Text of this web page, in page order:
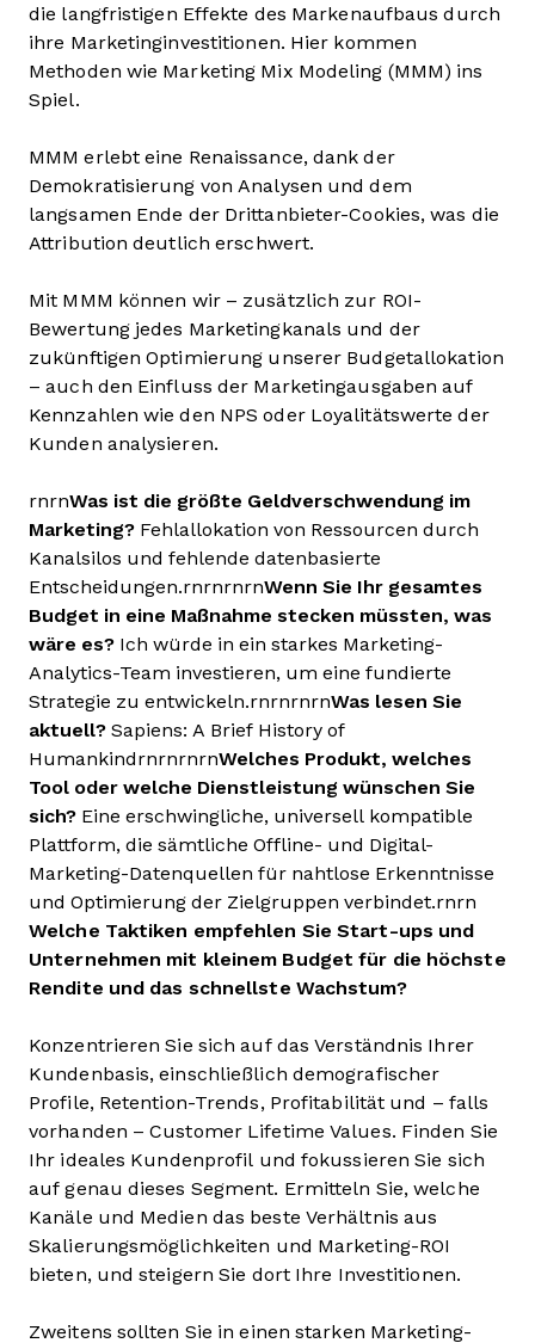
die langfristigen Effekte des Markenaufbaus durch
ihre Marketinginvestitionen. Hier kommen
Methoden wie Marketing Mix Modeling (MMM) ins
Spiel.
MMM erlebt eine Renaissance, dank der
Demokratisierung von Analysen und dem
langsamen Ende der Drittanbieter-Cookies, was die
Attribution deutlich erschwert.
Mit MMM können wir – zusätzlich zur ROI-
Bewertung jedes Marketingkanals und der
zukünftigen Optimierung unserer Budgetallokation
– auch den Einfluss der Marketingausgaben auf
Kennzahlen wie den NPS oder Loyalitätswerte der
Kunden analysieren.
rnrnWas ist die größte Geldverschwendung im
Marketing? Fehlallokation von Ressourcen durch
Kanalsilos und fehlende datenbasierte
Entscheidungen.rnrnrnrnWenn Sie Ihr gesamtes
Budget in eine Maßnahme stecken müssten, was
wäre es? Ich würde in ein starkes Marketing-
Analytics-Team investieren, um eine fundierte
Strategie zu entwickeln.rnrnrnrnWas lesen Sie
aktuell? Sapiens: A Brief History of
HumankindrnrnrnrnWelches Produkt, welches
Tool oder welche Dienstleistung wünschen Sie
sich? Eine erschwingliche, universell kompatible
Plattform, die sämtliche Offline- und Digital-
Marketing-Datenquellen für nahtlose Erkenntnisse
und Optimierung der Zielgruppen verbindet.rnrn
Welche Taktiken empfehlen Sie Start-ups und
Unternehmen mit kleinem Budget für die höchste
Rendite und das schnellste Wachstum?
Konzentrieren Sie sich auf das Verständnis Ihrer
Kundenbasis, einschließlich demografischer
Profile, Retention-Trends, Profitabilität und – falls
vorhanden – Customer Lifetime Values. Finden Sie
Ihr ideales Kundenprofil und fokussieren Sie sich
auf genau dieses Segment. Ermitteln Sie, welche
Kanäle und Medien das beste Verhältnis aus
Skalierungsmöglichkeiten und Marketing-ROI
bieten, und steigern Sie dort Ihre Investitionen.
Zweitens sollten Sie in einen starken Marketing-